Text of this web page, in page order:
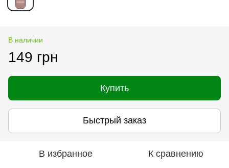
В наличии
149 грн
Купить
Быстрый заказ
В избранное К сравнению